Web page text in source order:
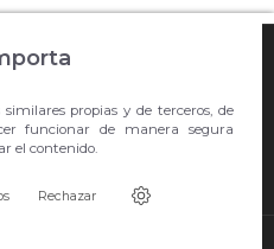
propias y de terceros, de
funcionar de manera segura
el contenido.
Rechazar
